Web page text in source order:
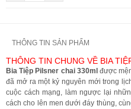
THÔNG TIN SẢN PHẨM
THÔNG TIN CHUNG VỀ BIA
Bia Tiệp Pilsner chai 330ml được
đã mở ra một kỷ nguyên mới trong
cuộc cách mạng, làm ngược lại
cách cho lên men dưới đáy thùng,